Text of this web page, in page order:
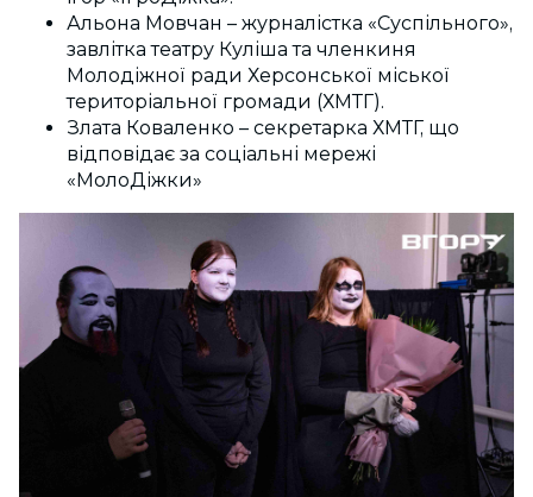
Альона Мовчан – журналістка «Суспільного»,
завлітка театру Куліша та членкиня
Молодіжної ради Херсонської міської
територіальної громади (ХМТГ).
Злата Коваленко – секретарка ХМТГ, що
відповідає за соціальні мережі
«МолоДіжки»